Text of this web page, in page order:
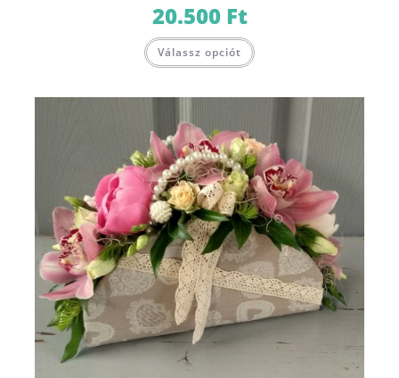
20.500 Ft
Válassz opciót